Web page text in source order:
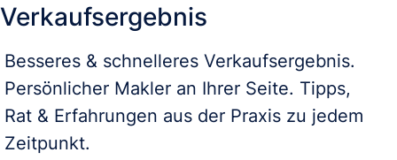
Verkaufsergebnis
Besseres & schnelleres Verkaufsergebnis.
Persönlicher Makler an Ihrer Seite. Tipps,
Rat & Erfahrungen aus der Praxis zu jedem
Zeitpunkt.